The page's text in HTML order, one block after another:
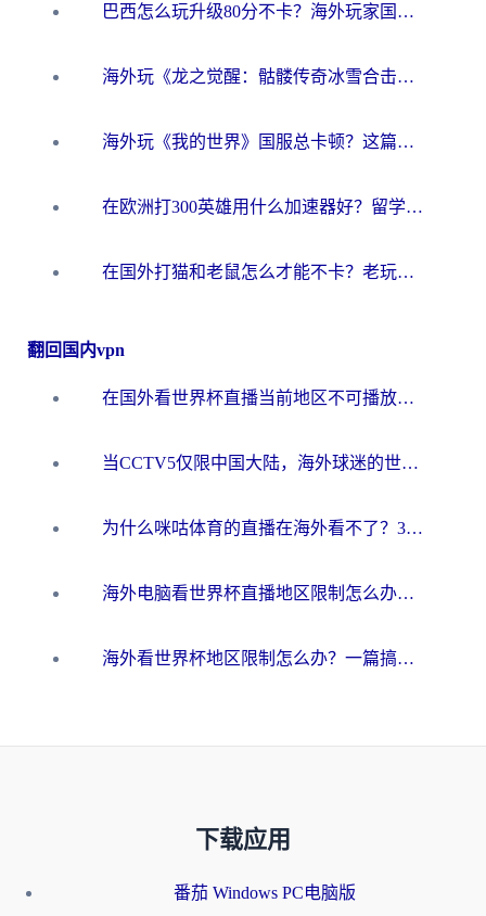
巴西怎么玩升级80分不卡？海外玩家国服游戏加速器终极指南（附避坑技巧）
海外玩《龙之觉醒：骷髅传奇冰雪合击》延迟高？这篇指南帮你解决卡顿烦恼！
海外玩《我的世界》国服总卡顿？这篇我的世界游戏加速器指南帮你解决所有问题
在欧洲打300英雄用什么加速器好？留学生亲测有效的解决方案来了
在国外打猫和老鼠怎么才能不卡？老玩家亲测的终极加速指南
翻回国内vpn
在国外看世界杯直播当前地区不可播放？海外党必看的回国加速全攻略
当CCTV5仅限中国大陆，海外球迷的世界杯狂欢如何继续？
为什么咪咕体育的直播在海外看不了？3步解决海外看世界杯+抖音地区限制难题
海外电脑看世界杯直播地区限制怎么办？你需要一个聪明的加速器
海外看世界杯地区限制怎么办？一篇搞定咪咕视频播放+国内资源无缝访问指南
下载应用
番茄 Windows PC电脑版